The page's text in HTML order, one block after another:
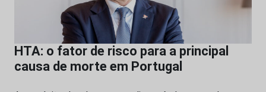
HTA: o fator de risco para a principal
causa de morte em Portugal